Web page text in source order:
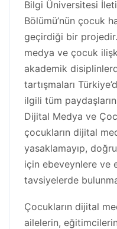
Bilgi Üniversitesi
Bölümü’nün çocuk
geçirdiği bir
medya ve çocuk
akademik
tartışmaları
ilgili tüm
Dijital Medya ve
çocukların dijital
yasaklamayıp,
için ebeveynlere ve
tavsiyelerde
Çocukların dijital
ailelerin,